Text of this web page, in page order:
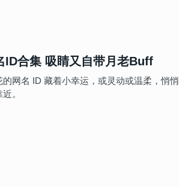
ID合集 吸睛又自带月老Buff
网名 ID 藏着小幸运，或灵动或温柔，悄悄
。